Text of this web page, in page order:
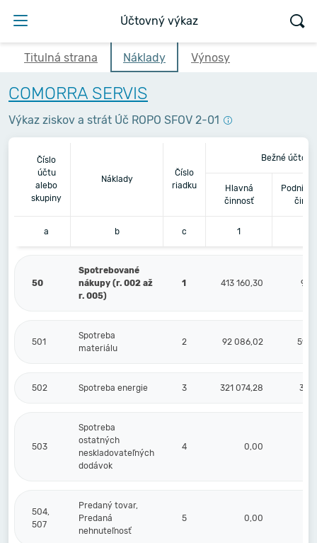
Účtovný výkaz
Titulná strana Náklady Výnosy
COMORRA SERVIS
Výkaz ziskov a strát Úč ROPO SFOV 2-01
Číslo
účtu
alebo
skupiny
Náklady
Číslo
riadku
Bežné
Hlavná
činnosť
a b c 1
50
Spotrebované
nákupy (r. 002 až
r. 005)
1 413 160,30 95
501
Spotreba
materiálu
2 92 086,02 59
502 Spotreba energie 3 321 074,28 36
503
Spotreba
ostatných
neskladovateľných
dodávok
4 0,00
504,
507
Predaný tovar,
Predaná
nehnuteľnosť
5 0,00